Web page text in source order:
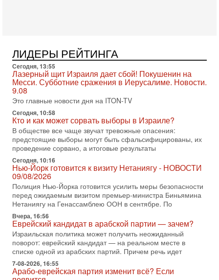
В эфире ITON-TV доктор Эльдар Намазов , историк,
политолог, в прошлом – помощник Президента
Азербайджана Гейдара Алиева . Ведет программу
Александр
3-08-2026, 11:09
Выборы в Израиле в опасности?! ШАБАК формирует
спецотдел
В этом выпуске мы разбираем одну из самых тревожных
тем израильской политики. Известно, что израильская
Служба общей безопасности (ШАБАК) создала
3-08-2026, 08:32
Трамп и Иран: последний шанс - НОВОСТИ
03/08/2026
Президент США Дональд Трамп объявил о возобновлении
переговоров с Ираном, но Тегеран пока не подтвердил
готовность к диалогу. По словам американского
2-08-2026, 08:42
Трамп отменил удар по Ирану - НОВОСТИ
02/08/2026
Президент США Дональд Трамп сегодня заявил об отмене
подготовленного удара по Ирану после обращений
Тегерана и других стран региона. По его словам,
«Русский голос» Израиля: кто заберет его на этот
раз?
ЛИДЕРЫ РЕЙТИНГА
Сегодня, 13:55
Лазерный щит Израиля дает сбой! Покушенин на
Месси. Субботние сражения в Иерусалиме. Новости.
9.08
Это главные новости дня на ITON-TV
Сегодня, 10:58
Кто и как может сорвать выборы в Израиле?
В обществе все чаще звучат тревожные опасения:
предстоящие выборы могут быть сфальсифицированы, их
проведение сорвано, а итоговые результаты
Сегодня, 10:16
Нью-Йорк готовится к визиту Нетаниягу - НОВОСТИ
09/08/2026
Полиция Нью-Йорка готовится усилить меры безопасности
перед ожидаемым визитом премьер-министра Биньямина
Нетаниягу на Генассамблею ООН в сентябре. По
Вчера, 16:56
Еврейский кандидат в арабской партии — зачем?
Израильская политика может получить неожиданный
поворот: еврейский кандидат — на реальном месте в
списке одной из арабских партий. Причем речь идет
7-08-2026, 16:55
Арабо-еврейская партия изменит всё? Если